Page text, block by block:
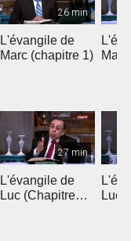
26 min
L'évangile de
Marc (chapitre 1)
27 min
L'évangile de
Luc (Chapitre
Luc